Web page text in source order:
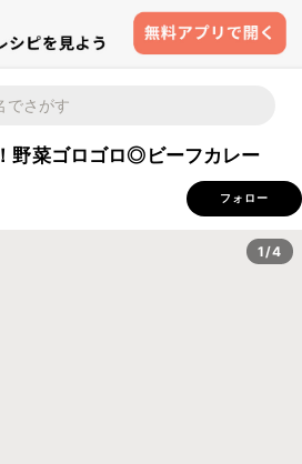
野菜ゴロゴロ◎ビーフカレー
フォロー
1/4